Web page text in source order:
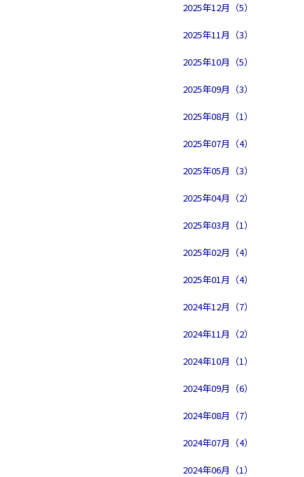
2025年12月（5）
2025年11月（3）
2025年10月（5）
2025年09月（3）
2025年08月（1）
2025年07月（4）
2025年05月（3）
2025年04月（2）
2025年03月（1）
2025年02月（4）
2025年01月（4）
2024年12月（7）
2024年11月（2）
2024年10月（1）
2024年09月（6）
2024年08月（7）
2024年07月（4）
2024年06月（1）